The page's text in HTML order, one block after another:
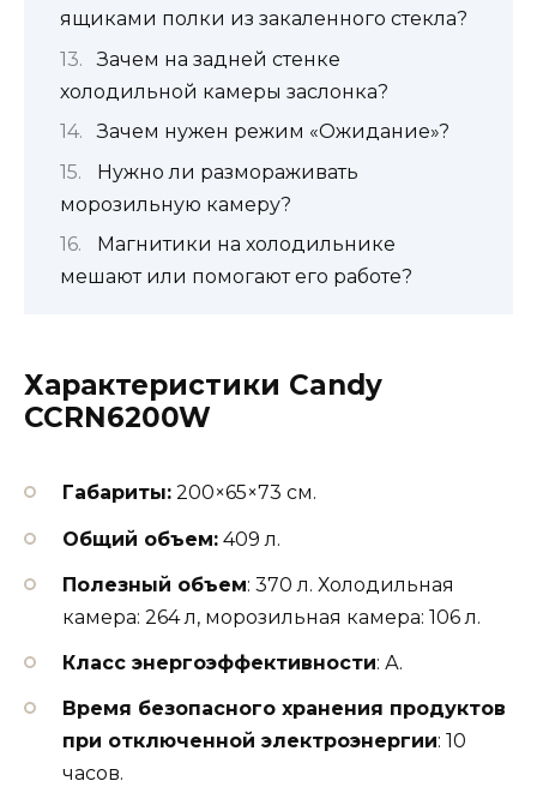
ящиками полки из закаленного стекла?
Зачем на задней стенке
холодильной камеры заслонка?
Зачем нужен режим «Ожидание»?
Нужно ли размораживать
морозильную камеру?
Магнитики на холодильнике
мешают или помогают его работе?
Характеристики Candy
CCRN6200W
Габариты: 200×65×73 см.
Общий объем: 409 л.
Полезный объем: 370 л. Холодильная
камера: 264 л, морозильная камера: 106 л.
Класс энергоэффективности: А.
Время безопасного хранения продуктов
при отключенной электроэнергии: 10
часов.